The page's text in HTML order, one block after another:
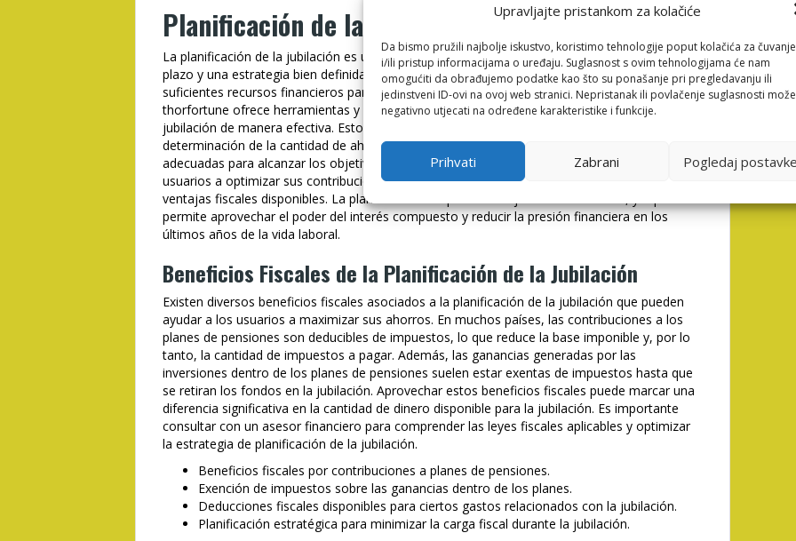
Upravljajte pristankom za kolačiće
Da bismo pružili najbolje iskustvo, koristimo tehnologije poput kolačića za čuvanje
i/ili pristup informacijama o uređaju. Suglasnost s ovim tehnologijama će nam
omogućiti da obrađujemo podatke kao što su ponašanje pri pregledavanju ili
jedinstveni ID-ovi na ovoj web stranici. Nepristanak ili povlačenje suglasnosti može
negativno utjecati na određene karakteristike i funkcije.
Prihvati Zabrani Pogledaj
Planificación de la Jubilación con thorfortune
La planificación de la jubilación es un proceso fundamental que requiere una visión a largo
plazo y una estrategia bien definida. El objetivo principal es asegurar que se tengan
suficientes recursos financieros para mantener un nivel de vida digno durante la jubilación.
thorfortune ofrece herramientas y asesoramiento para ayudar a los usuarios a planificar su
jubilación de manera efectiva. Esto incluye la estimación de los gastos futuros, la
determinación de la cantidad de ahorros necesaria y la selección de las inversiones
adecuadas para alcanzar los objetivos de jubilación. Además, thorfortune puede ayudar a los
usuarios a optimizar sus contribuciones a los planes de pensiones y a aprovechar las
ventajas fiscales disponibles. La planificación temprana de la jubilación es crucial, ya que
permite aprovechar el poder del interés compuesto y reducir la presión financiera en los
últimos años de la vida laboral.
Beneficios Fiscales de la Planificación de la Jubilación
Existen diversos beneficios fiscales asociados a la planificación de la jubilación que pueden
ayudar a los usuarios a maximizar sus ahorros. En muchos países, las contribuciones a los
planes de pensiones son deducibles de impuestos, lo que reduce la base imponible y, por lo
tanto, la cantidad de impuestos a pagar. Además, las ganancias generadas por las
inversiones dentro de los planes de pensiones suelen estar exentas de impuestos hasta que
se retiran los fondos en la jubilación. Aprovechar estos beneficios fiscales puede marcar una
diferencia significativa en la cantidad de dinero disponible para la jubilación. Es importante
consultar con un asesor financiero para comprender las leyes fiscales aplicables y optimizar
la estrategia de planificación de la jubilación.
Beneficios fiscales por contribuciones a planes de pensiones.
Exención de impuestos sobre las ganancias dentro de los planes.
Deducciones fiscales disponibles para ciertos gastos relacionados con la jubilación.
Planificación estratégica para minimizar la carga fiscal durante la jubilación.